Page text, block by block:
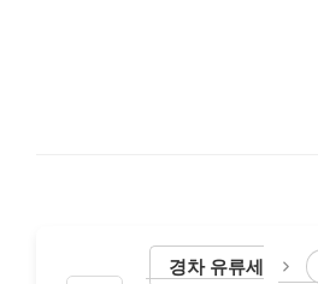
경차 유류세